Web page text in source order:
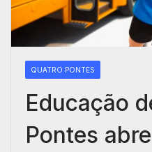
QUATRO PONTES
Educação
Pontes abre